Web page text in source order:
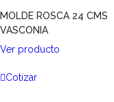
MOLDE ROSCA 24 CMS
VASCONIA
Ver producto
Cotizar